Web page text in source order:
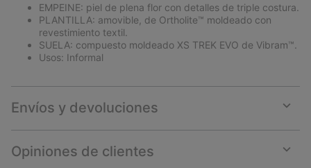
EMPEINE: piel de plena flor con detalles de triple costura.
PLANTILLA: amovible, de Ortholite™ moldeado con
revestimiento textil.
SUELA: compuesto moldeado XS TREK EVO de Vibram™.
Usos: Informal
Envíos y devoluciones
or
Opiniones de clientes